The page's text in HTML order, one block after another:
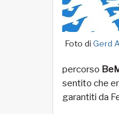
Foto di Gerd
percorso
sentito che
garantiti da